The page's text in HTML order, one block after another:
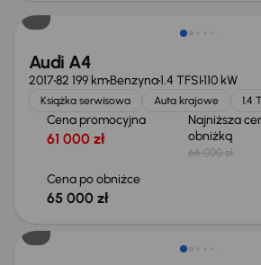
Audi A4
201782 199 kmBenzyna1.4 TFSI110 kW
Książka serwisowa Auta krajowe 1.4
Cena promocyjna
61 000 zł
Najniższa
obniżką
66 000 zł
Cena po obniżce
65 000 zł
Możliwość odliczenia VAT